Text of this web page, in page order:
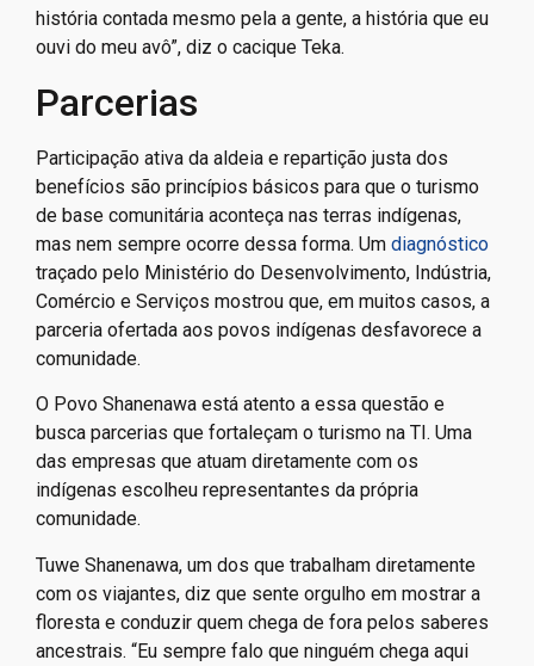
história contada mesmo pela a gente, a história que eu
ouvi do meu avô”, diz o cacique Teka.
Parcerias
Participação ativa da aldeia e repartição justa dos
benefícios são princípios básicos para que o turismo
de base comunitária aconteça nas terras indígenas,
mas nem sempre ocorre dessa forma. Um diagnóstico
traçado pelo Ministério do Desenvolvimento, Indústria,
Comércio e Serviços mostrou que, em muitos casos, a
parceria ofertada aos povos indígenas desfavorece a
comunidade.
O Povo Shanenawa está atento a essa questão e
busca parcerias que fortaleçam o turismo na TI. Uma
das empresas que atuam diretamente com os
indígenas escolheu representantes da própria
comunidade.
Tuwe Shanenawa, um dos que trabalham diretamente
com os viajantes, diz que sente orgulho em mostrar a
floresta e conduzir quem chega de fora pelos saberes
ancestrais. “Eu sempre falo que ninguém chega aqui